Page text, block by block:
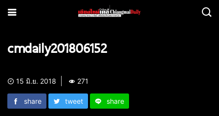
cmdaily201806152
15 มิ.ย. 2018 271
share tweet share